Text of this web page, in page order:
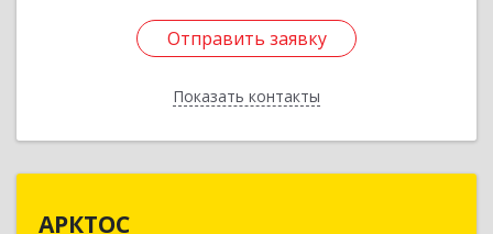
Отправить заявку
Показать контакты
Отправить заявку
Назад
АРКТОС